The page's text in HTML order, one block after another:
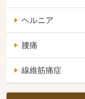
ヘルニア
腰痛
線維筋痛症